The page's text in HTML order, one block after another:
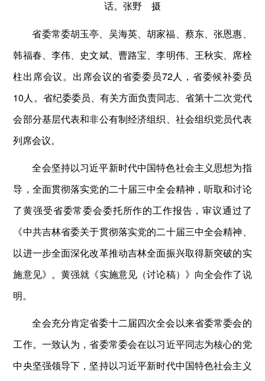
话。张野 摄
省委常委胡玉亭、吴海英、胡家福、蔡东、张恩惠、
韩福春、李伟、史文斌、曹路宝、李明伟、王秋实、席栓
柱出席会议。出席会议的省委委员72人，省委候补委员
10人。省纪委委员、有关方面负责同志、省第十二次党代
会部分基层代表和非公有制经济组织、社会组织党员代表
列席会议。
全会坚持以习近平新时代中国特色社会主义思想为指
导，全面贯彻落实党的二十届三中全会精神，听取和讨论
了黄强受省委常委会委托所作的工作报告，审议通过了
《中共吉林省委关于贯彻落实党的二十届三中全会精神、
以进一步全面深化改革推动吉林全面振兴取得新突破的实
施意见》。黄强就《实施意见（讨论稿）》向全会作了说
明。
全会充分肯定省委十二届四次全会以来省委常委会的
工作。一致认为，省委常委会在以习近平同志为核心的党
中央坚强领导下，坚持以习近平新时代中国特色社会主义